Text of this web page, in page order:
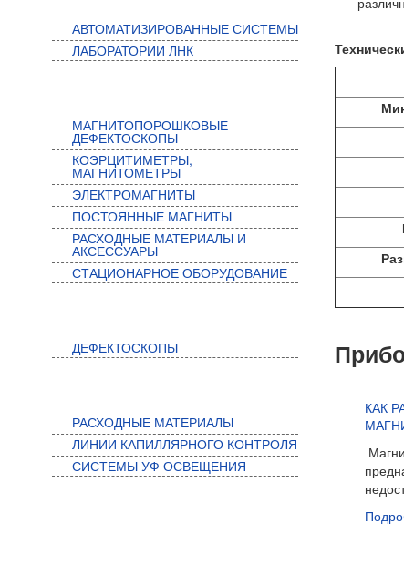
АВТОМАТИЗИРОВАННЫЕ СИСТЕМЫ
ЛАБОРАТОРИИ ЛНК
МАГНИТОПОРОШКОВЫЕ
ДЕФЕКТОСКОПЫ
КОЭРЦИТИМЕТРЫ,
МАГНИТОМЕТРЫ
ЭЛЕКТРОМАГНИТЫ
ПОСТОЯННЫЕ МАГНИТЫ
РАСХОДНЫЕ МАТЕРИАЛЫ И
АКСЕССУАРЫ
СТАЦИОНАРНОЕ ОБОРУДОВАНИЕ
ДЕФЕКТОСКОПЫ
РАСХОДНЫЕ МАТЕРИАЛЫ
ЛИНИИ КАПИЛЛЯРНОГО КОНТРОЛЯ
СИСТЕМЫ УФ ОСВЕЩЕНИЯ
КАК